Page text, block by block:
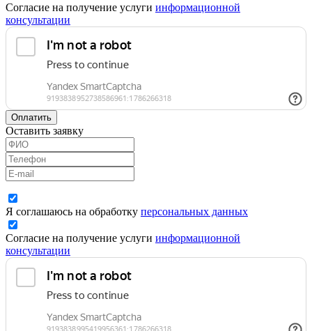
Согласие на получение услуги информационной
консультации
Оплатить
Оставить заявку
Я соглашаюсь на обработку персональных данных
Согласие на получение услуги информационной
консультации